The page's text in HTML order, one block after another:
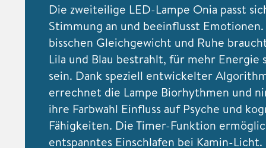
Die zweiteilige LED-Lampe Onia passt
Stimmung an und beeinflusst
bisschen Gleichgewicht und Ruhe
Lila und Blau bestrahlt, für mehr Energie
sein. Dank speziell entwickelter
errechnet die Lampe Biorhythmen und
ihre Farbwahl Einfluss auf Psyche und
Fähigkeiten. Die Timer-Funktion
entspanntes Einschlafen bei Kamin-Licht.